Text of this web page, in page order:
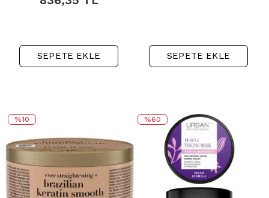
SEPETE EKLE SEPETE EKLE
%10 %60